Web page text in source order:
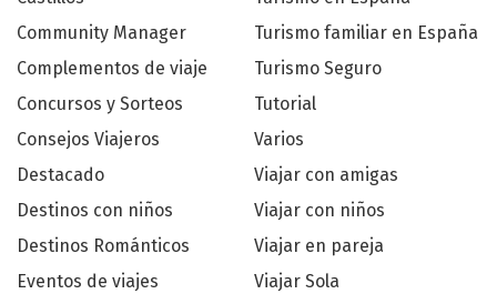
Community Manager
Complementos de viaje
Concursos y Sorteos
Consejos Viajeros
Destacado
Destinos con niños
Destinos Románticos
Eventos de viajes
Turismo familiar en España
Turismo Seguro
Tutorial
Varios
Viajar con amigas
Viajar con niños
Viajar en pareja
Viajar Sola